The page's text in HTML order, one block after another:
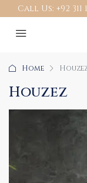
Call Us: +92 311
Home
Houzez